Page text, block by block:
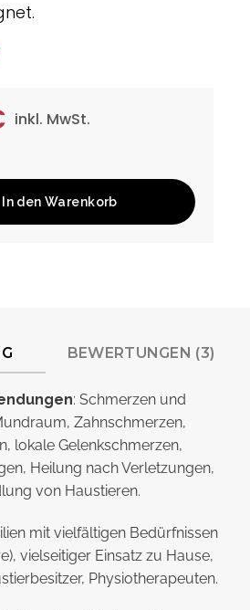
inkl. MwSt.
In den Warenkorb
BEWERTUNGEN (3)
: Schmerzen und
Zahnschmerzen,
lokale Gelenkschmerzen,
Heilung nach Verletzungen,
von Haustieren.
mit vielfältigen Bedürfnissen
vielseitiger Einsatz zu Hause,
Physiotherapeuten.